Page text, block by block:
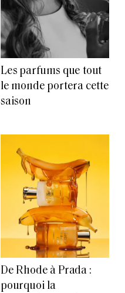
Les parfums que tout
le monde portera cette
saison
De Rhode à Prada :
pourquoi la